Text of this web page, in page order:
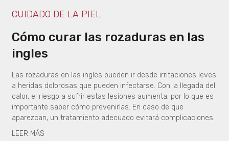
CUIDADO DE LA PIEL
Cómo curar las rozaduras en las
ingles
Las rozaduras en las ingles pueden ir desde irritaciones leves
a heridas dolorosas que pueden infectarse. Con la llegada del
calor, el riesgo a sufrir estas lesiones aumenta, por lo que es
importante saber cómo prevenirlas. En caso de que
aparezcan, un tratamiento adecuado evitará complicaciones.
LEER MÁS